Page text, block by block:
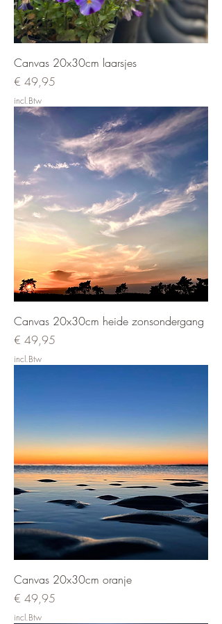
Canvas 20x30cm laarsjes
Prijs
€ 49,95
incl.Btw
Canvas 20x30cm heide zonsondergang
Prijs
€ 49,95
incl.Btw
Canvas 20x30cm oranje
Prijs
€ 49,95
incl.Btw